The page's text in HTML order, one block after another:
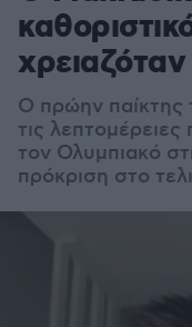
Ο πρώην παίκτης
τις
τον Ολυμπιακό
πρόκριση στο